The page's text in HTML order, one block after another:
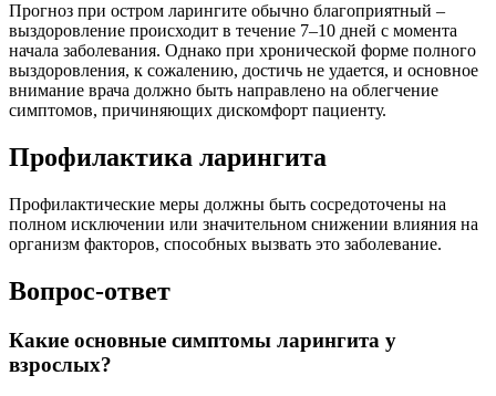
Прогноз при остром ларингите обычно благоприятный –
выздоровление происходит в течение 7–10 дней с момента
начала заболевания. Однако при хронической форме полного
выздоровления, к сожалению, достичь не удается, и основное
внимание врача должно быть направлено на облегчение
симптомов, причиняющих дискомфорт пациенту.
Профилактика ларингита
Профилактические меры должны быть сосредоточены на
полном исключении или значительном снижении влияния на
организм факторов, способных вызвать это заболевание.
Вопрос-ответ
Какие основные симптомы ларингита у
взрослых?